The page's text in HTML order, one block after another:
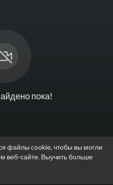
файлы cookie, чтобы вы могли
веб-сайте. Выучить больше
пока!